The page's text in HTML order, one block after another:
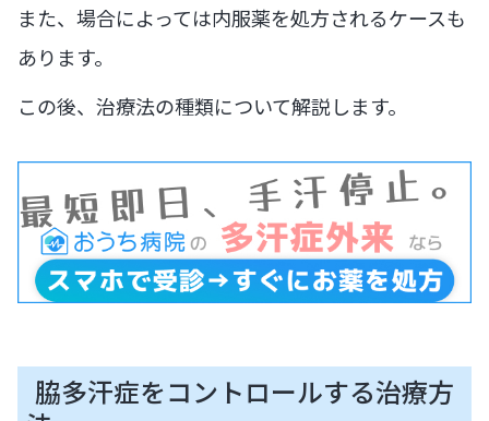
また、場合によっては内服薬を処方されるケースも
あります。
この後、治療法の種類について解説します。
脇多汗症をコントロールする治療方